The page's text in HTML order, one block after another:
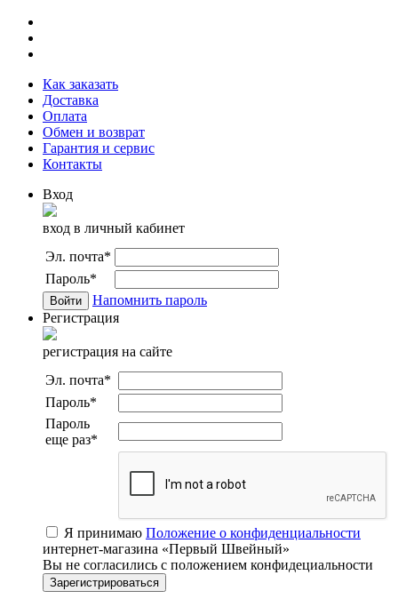
Как заказать
Доставка
Оплата
Обмен и возврат
Гарантия и сервис
Контакты
Вход
вход в личный кабинет
Эл. почта*
Пароль*
Напомнить пароль
Регистрация
регистрация на сайте
Эл. почта*
Пароль*
Пароль
еще раз*
Я принимаю Положение о конфиденциальности
интернет-магазина «Первый Швейный»
Вы не согласились с положением конфидециальности